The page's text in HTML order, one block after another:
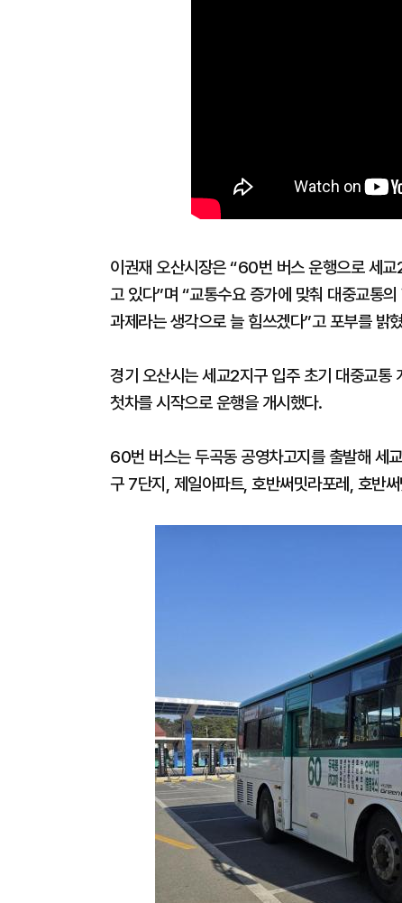
이권재 오산시장은 “60번 버스 운행으로 세
고 있다”며 “교통수요 증가에 맞춰 대중교통
과제라는 생각으로 늘 힘쓰겠다”고 포부를 밝
경기 오산시는 세교2지구 입주 초기 대중교
첫차를 시작으로 운행을 개시했다.
60번 버스는 두곡동 공영차고지를 출발해 세
구 7단지, 제일아파트, 호반써밋라포레, 호반